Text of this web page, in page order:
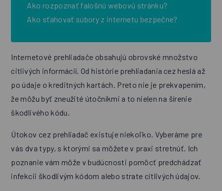
Ako rozpoznať falošnú webovú stránku?
Ako sťahovať súbory z internetu bezpečne?
Internetové prehliadače obsahujú obrovské množstvo
citlivých informácií. Od histórie prehliadania cez heslá až
po údaje o kreditných kartách. Preto nie je prekvapením,
že môžu byť zneužité útočníkmi a to nielen na šírenie
škodlivého kódu.
Útokov cez prehliadač existuje niekoľko. Vyberáme pre
vás dva typy, s ktorými sa môžete v praxi stretnúť. Ich
poznanie vám môže v budúcnosti pomôcť predchádzať
infekcii škodlivým kódom alebo strate citlivých údajov.